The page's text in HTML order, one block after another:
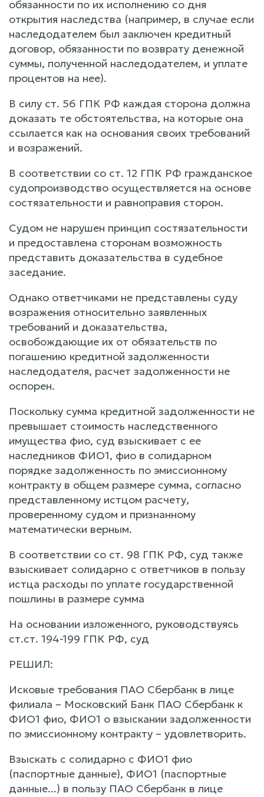
обязанности по их исполнению со дня
открытия наследства (например, в случае если
наследодателем был заключен кредитный
договор, обязанности по возврату денежной
суммы, полученной наследодателем, и уплате
процентов на нее).
В силу ст. 56 ГПК РФ каждая сторона должна
доказать те обстоятельства, на которые она
ссылается как на основания своих требований
и возражений.
В соответствии со ст. 12 ГПК РФ гражданское
судопроизводство осуществляется на основе
состязательности и равноправия сторон.
Судом не нарушен принцип состязательности
и предоставлена сторонам возможность
представить доказательства в судебное
заседание.
Однако ответчиками не представлены суду
возражения относительно заявленных
требований и доказательства,
освобождающие их от обязательств по
погашению кредитной задолженности
наследодателя, расчет задолженности не
оспорен.
Поскольку сумма кредитной задолженности не
превышает стоимость наследственного
имущества фио, суд взыскивает с ее
наследников ФИО1, фио в солидарном
порядке задолженность по эмиссионному
контракту в общем размере сумма, согласно
представленному истцом расчету,
проверенному судом и признанному
математически верным.
В соответствии со ст. 98 ГПК РФ, суд также
взыскивает солидарно с ответчиков в пользу
истца расходы по уплате государственной
пошлины в размере сумма
На основании изложенного, руководствуясь
ст.ст. 194-199 ГПК РФ, суд
РЕШИЛ:
Исковые требования ПАО Сбербанк в лице
филиала – Московский Банк ПАО Сбербанк к
ФИО1 фио, ФИО1 о взыскании задолженности
по эмиссионному контракту – удовлетворить.
Взыскать с солидарно с ФИО1 фио
(паспортные данные), ФИО1 (паспортные
данные...) в пользу ПАО Сбербанк в лице